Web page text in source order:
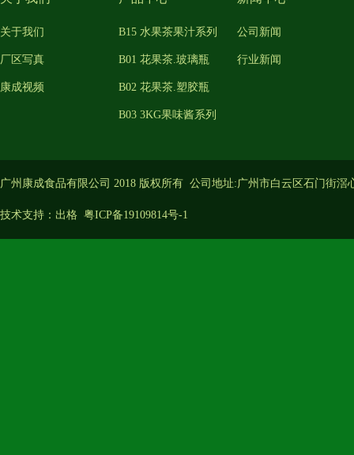
关于我们
厂区写真
康成视频
B15 水果茶果汁系列
B01 花果茶.玻璃瓶
B02 花果茶.塑胶瓶
B03 3KG果味酱系列
公司新闻
行业新闻
广州康成食品有限公司 2018 版权所有 公司地址:广州市白云区石门街滘
技术支持： 出格 粤ICP备19109814号-1